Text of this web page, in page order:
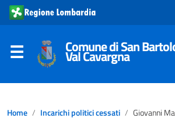
Comune di San
Val Cavargna
Home Incarichi politici cessati Giovanni